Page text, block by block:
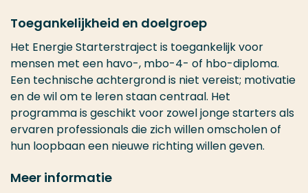
Toegankelijkheid en doelgroep
Het Energie Starterstraject is toegankelijk voor
mensen met een havo-, mbo-4- of hbo-diploma.
Een technische achtergrond is niet vereist; motivatie
en de wil om te leren staan centraal. Het
programma is geschikt voor zowel jonge starters als
ervaren professionals die zich willen omscholen of
hun loopbaan een nieuwe richting willen geven.
Meer informatie